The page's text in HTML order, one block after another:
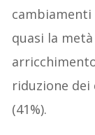
cambiamenti
quasi la
riduzione dei
(41%).